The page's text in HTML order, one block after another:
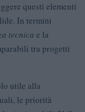
questi elementi
In termini
tecnica e la
tra progetti
utile alla
le priorità